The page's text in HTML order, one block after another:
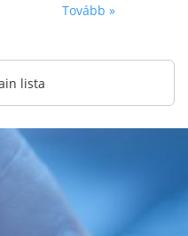
Tovább »
lista